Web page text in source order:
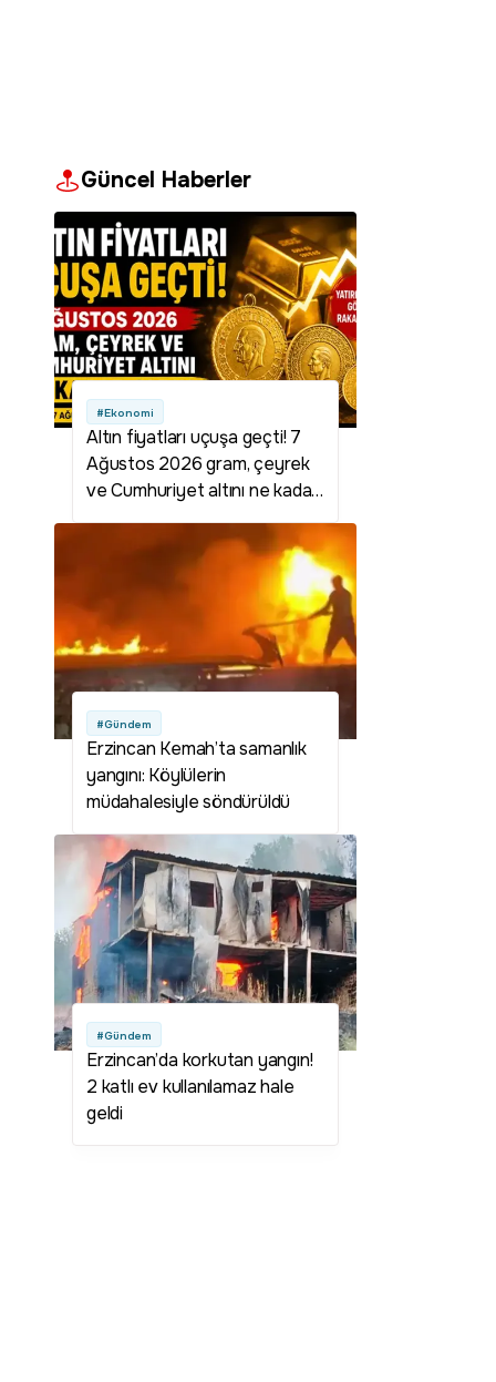
Güncel Haberler
#Ekonomi
Altın fiyatları uçuşa geçti! 7
Ağustos 2026 gram, çeyrek
ve Cumhuriyet altını ne kadar
#Gündem
Erzincan Kemah’ta samanlık
yangını: Köylülerin
müdahalesiyle söndürüldü
#Gündem
Erzincan’da korkutan yangın!
2 katlı ev kullanılamaz hale
geldi